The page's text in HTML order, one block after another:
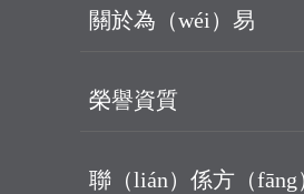
關於為（wéi）易
榮譽資質
聯（lián）係方（fāng